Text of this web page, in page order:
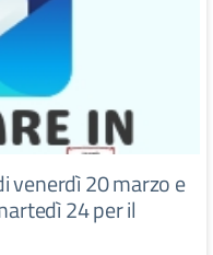
venerdì 20 marzo e
24 per il